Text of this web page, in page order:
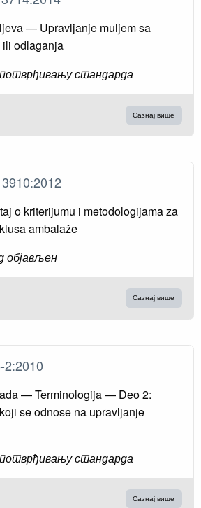
— Upravljanje muljem sa
odlaganja
стандарда
Сазнај више
o kriterijumu i metodologijama za
ambalaže
објављен
Сазнај више
2:2010
— Terminologija — Deo 2:
se odnose na upravljanje
стандарда
Сазнај више